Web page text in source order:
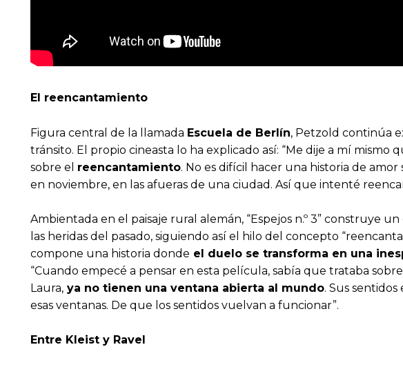
El reencantamiento
Figura central de la llamada Escuela de Berlín, Petzold continúa
tránsito. El propio cineasta lo ha explicado así: “Me dije a mí mismo
sobre el reencantamiento. No es difícil hacer una historia de
en noviembre, en las afueras de una ciudad. Así que intenté
Ambientada en el paisaje rural alemán, “Espejos n.º 3” construye
las heridas del pasado, siguiendo así el hilo del concepto
compone una historia donde el duelo se transforma en una
“Cuando empecé a pensar en esta película, sabía que trataba
Laura, ya no tienen una ventana abierta al mundo. Sus
esas ventanas. De que los sentidos vuelvan a funcionar”.
Entre Kleist y Ravel